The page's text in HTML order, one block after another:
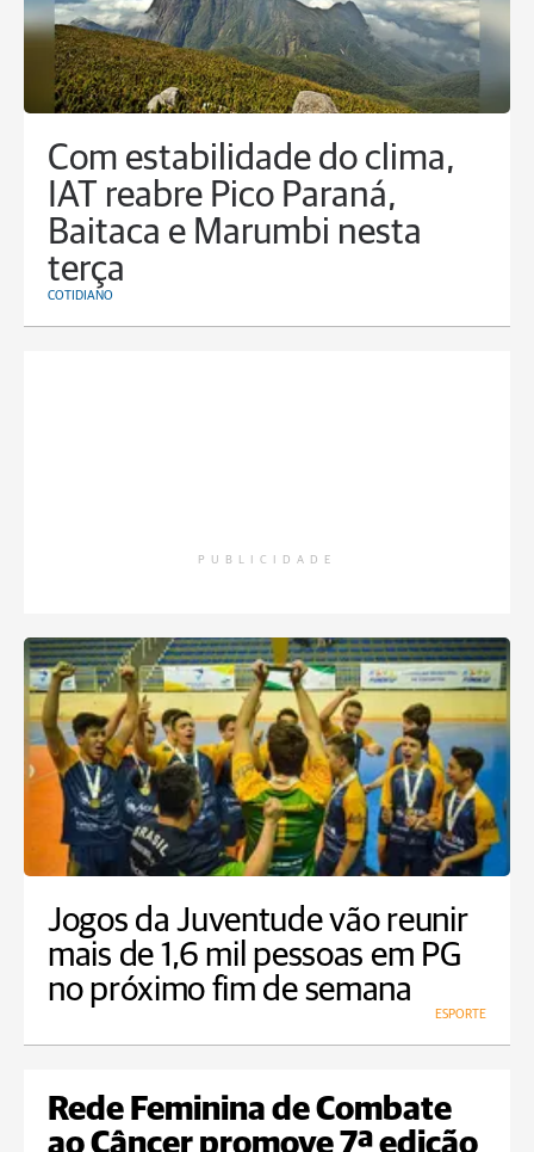
Com estabilidade do clima,
IAT reabre Pico Paraná,
Baitaca e Marumbi nesta
terça
COTIDIANO
PUBLICIDADE
Jogos da Juventude vão reunir
mais de 1,6 mil pessoas em PG
no próximo fim de semana
ESPORTE
Rede Feminina de Combate
ao Câncer promove 7ª edição